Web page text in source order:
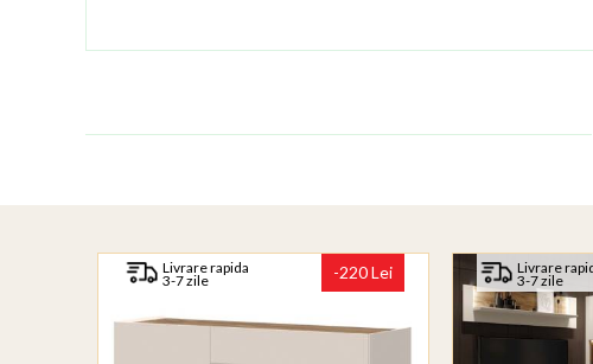
Livrare rapida
3-7 zile -220 Lei Livrare
3-7 zile